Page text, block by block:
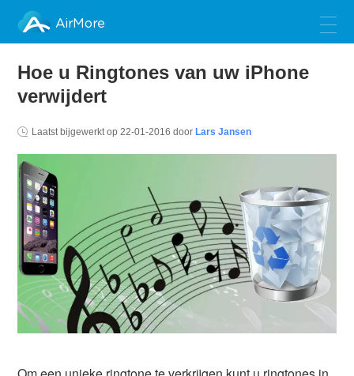
AirMore
Hoe u Ringtones van uw iPhone
verwijdert
Laatst bijgewerkt op22-01-2016 door Lars Jansen